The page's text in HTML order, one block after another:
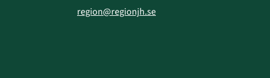
region@regionjh.se